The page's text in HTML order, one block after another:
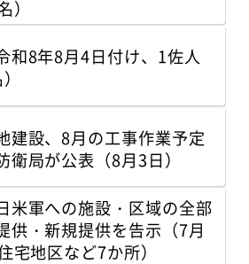
）
8年8月4日付け、1佐人
建設、8月の工事作業予定
衛局が公表（8月3日）
米軍への施設・区域の全部
供・新規提供を告示（7月
宅地区など7か所）